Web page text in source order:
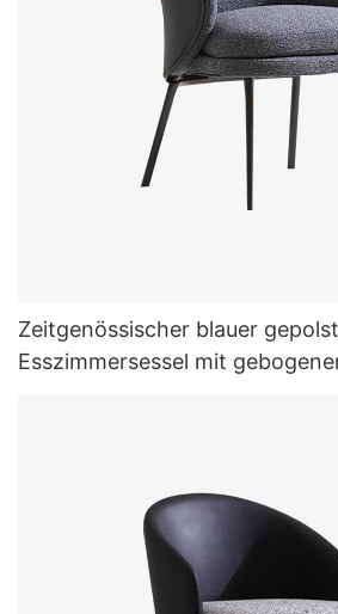
Zeitgenössischer blauer
Esszimmersessel mit